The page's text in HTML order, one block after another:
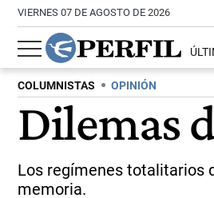
VIERNES 07 DE AGOSTO DE 2026
COLUMNISTAS OPINIÓN
Dilemas
Los regímenes totalitarios
memoria.